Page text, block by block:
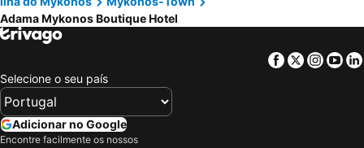
Adama Mykonos Boutique Hotel
Facebook
Twitter
Selecione o seu país
Adicionar no Google
Encontre facilmente os nossos